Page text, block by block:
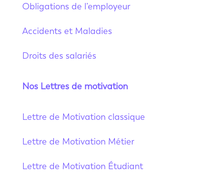
Obligations de l’employeur
Accidents et Maladies
Droits des salariés
Nos Lettres de motivation
Lettre de Motivation classique
Lettre de Motivation Métier
Lettre de Motivation Étudiant